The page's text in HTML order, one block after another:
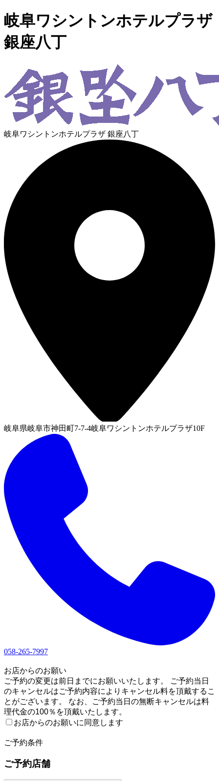
岐阜ワシントンホテルプラザ
銀座八丁
岐阜ワシントンホテルプラザ 銀座八丁
岐阜県岐阜市神田町7-7-4岐阜ワシントンホテルプラザ10F
058-265-7997
お店からのお願い
ご予約の変更は前日までにお願いいたします。 ご予約当日
のキャンセルはご予約内容によりキャンセル料を頂戴するこ
とがございます。 なお、ご予約当日の無断キャンセルは料
理代金の100％を頂戴いたします。
お店からのお願いに同意します
ご予約条件
ご予約店舗